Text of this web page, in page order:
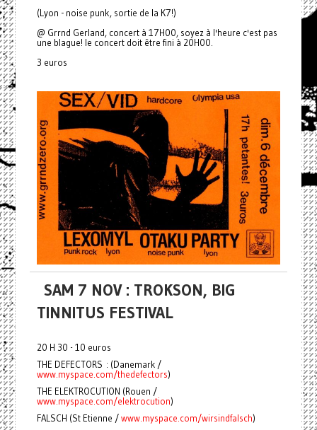
(Lyon - noise punk, sortie de la K7!)
@ Grrnd Gerland, concert à 17H00, soyez à l'heure c'est pas
une blague! le concert doit être fini à 20H00.
3 euros
SAM 7 NOV : TROKSON, BIG
TINNITUS FESTIVAL
20 H 30 - 10 euros
THE DEFECTORS : (Danemark /
www.myspace.com/thedefectors)
THE ELEKTROCUTION (Rouen /
www.myspace.com/elektrocution)
FALSCH (St Etienne /www.myspace.com/wirsindfalsch)